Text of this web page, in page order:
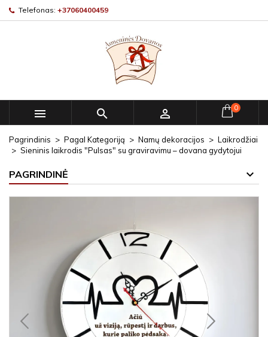
Telefonas: +37060400459
   0
Pagrindinis Pagal Kategoriją Namų dekoracijos
Laikrodžiai
Sieninis laikrodis "Pulsas" su graviravimu – dovana gydytojui
PAGRINDINĖ